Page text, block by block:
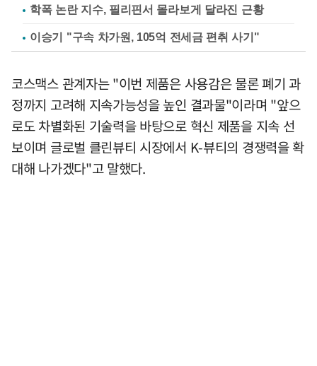
학폭 논란 지수, 필리핀서 몰라보게 달라진 근황
이승기 "구속 차가원, 105억 전세금 편취 사기"
코스맥스 관계자는 "이번 제품은 사용감은 물론 폐기 과
정까지 고려해 지속가능성을 높인 결과물"이라며 "앞으
로도 차별화된 기술력을 바탕으로 혁신 제품을 지속 선
보이며 글로벌 클린뷰티 시장에서 K-뷰티의 경쟁력을 확
대해 나가겠다"고 말했다.